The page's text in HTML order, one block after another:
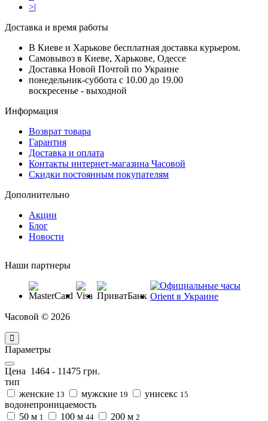
>|
Доставка и время работы
В Киеве и Харькове бесплатная доставка курьером.
Самовывоз в Киеве, Харькове, Одессе
Доставка Новой Почтой по Украине
понедельник-суббота с 10.00 до 19.00
воскресенье - выходной
Информация
Возврат товара
Гарантия
Доставка и оплата
Контакты интернет-магазина Часовой
Скидки постоянным покупателям
Дополнительно
Акции
Блог
Новости
Наши партнеры
Часовой © 2026
Параметры
Цена 1464 - 11475 грн.
тип
женские 13 мужские 19 унисекс 15
водонепроницаемость
50 м 1 100 м 44 200 м 2